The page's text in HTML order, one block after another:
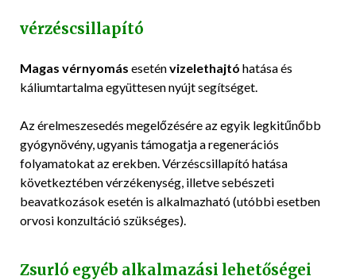
vérzéscsillapító
Magas vérnyomás eseténvizelethajtó hatása és
káliumtartalma együttesen nyújt segítséget.
Az érelmeszesedés megelőzésére az egyik legkitűnőbb
gyógynövény, ugyanis támogatja a regenerációs
folyamatokat az erekben. Vérzéscsillapító hatása
következtében vérzékenység, illetve sebészeti
beavatkozások esetén is alkalmazható (utóbbi esetben
orvosi konzultáció szükséges).
Zsurló egyéb alkalmazási lehetőségei